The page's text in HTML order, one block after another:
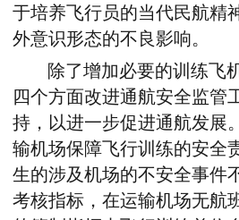
于培养飞行员的当代民航精
外意识形态的不良影响。
除了增加必要的训练飞
四个方面改进通航安全监管
持，以进一步促进通航发展
输机场保障飞行训练的安全
生的涉及机场的不安全事件
考核指标，在运输机场无航